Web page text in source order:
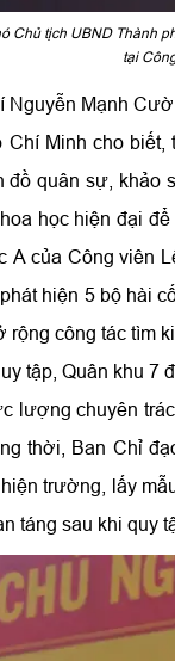
Chủ tịch UBND Thành
tại
Nguyễn Mạnh
Chí Minh cho
đồ quân sự, khảo
học hiện đại
A của Công viên
hiện 5 bộ hài
rộng công tác tìm
tập, Quân khu 7
lượng chuyên
thời, Ban Chỉ
trường, lấy
táng sau khi quy